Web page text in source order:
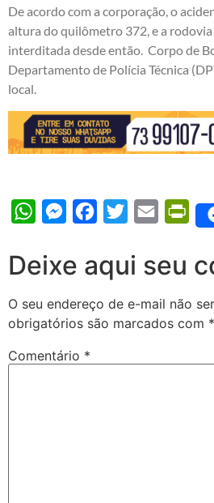
De acordo com a corporação, o
altura do quilômetro 372, e a
interditada desde então. Corpo de
Departamento de Polícia Técnica
local.
WhatsAppMessengerFacebook
Twitter Email
Deixe aqui seu
O seu endereço de e-mail não
obrigatórios são marcados com *
Comentário *